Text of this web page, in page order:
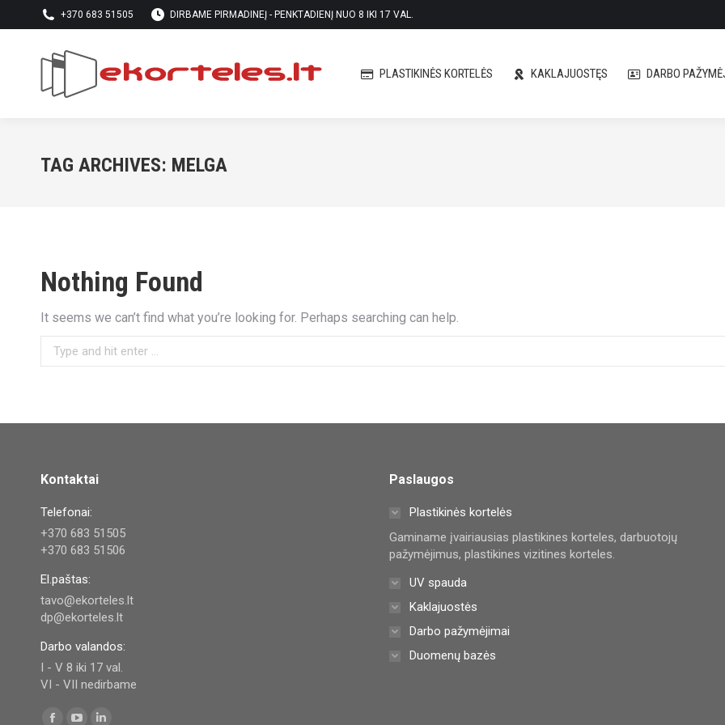
+370 683 51505 DIRBAME PIRMADINEĮ - PENKTADIENĮ NUO 8 IKI 17 VAL.
PLASTIKINĖS KORTELĖS KAKLAJUOSTĘS DARBO
TAG ARCHIVES: MELGA
Nothing Found
It seems we can’t find what you’re looking for. Perhaps searching can help.
Search:
Kontaktai
Telefonai:
+370 683 51505
+370 683 51506
El.paštas:
tavo@ekorteles.lt
dp@ekorteles.lt
Darbo valandos:
I - V 8 iki 17 val.
VI - VII nedirbame
Find us on:
Paslaugos
Plastikinės kortelės
Gaminame įvairiausias plastikines korteles, darbuotojų
pažymėjimus, plastikines vizitines korteles.
UV spauda
Kaklajuostės
Darbo pažymėjimai
Duomenų bazės
PLASTIKINĖS KORTELĖS KAKLAJUOSTĘS DARBO